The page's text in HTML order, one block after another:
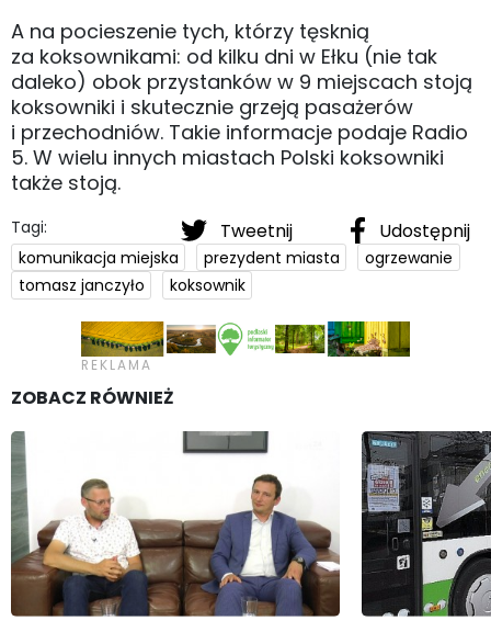
A na pocieszenie tych, którzy tęsknią
za koksownikami: od kilku dni w Ełku (nie tak
daleko) obok przystanków w 9 miejscach stoją
koksowniki i skutecznie grzeją pasażerów
i przechodniów. Takie informacje podaje Radio
5. W wielu innych miastach Polski koksowniki
także stoją.
Tweetnij Udostępnij
Tagi:
komunikacja miejska
prezydent miasta
ogrzewanie
tomasz janczyło
koksownik
ZOBACZ RÓWNIEŻ